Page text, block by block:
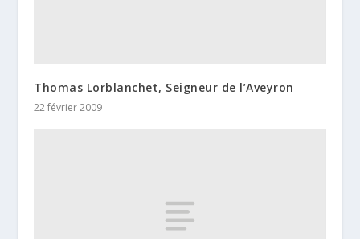
Thomas Lorblanchet, Seigneur de l’Aveyron
22 février 2009